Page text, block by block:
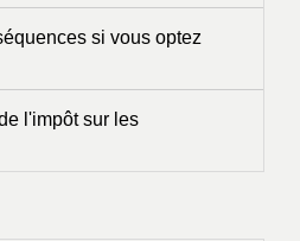
si vous optez
l'impôt sur les